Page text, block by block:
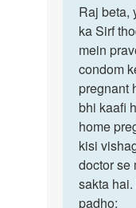
to
Sar
sex
kiya
hai
bina
by
raj
Raj
beta,
yaad
rakhiye
chahe
Raj beta,
ka Sirf
mein
condom
pregnant
bhi kaafi
home
kisi
doctor se
sakta
padho: